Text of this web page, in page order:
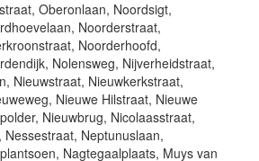
Oberonlaan, Noordsigt,
Noorderstraat,
Noorderhoofd,
Nolensweg, Nijverheidstraat,
Nieuwstraat, Nieuwkerkstraat,
Nieuwe Hilstraat, Nieuwe
Nieuwbrug, Nicolaasstraat,
Neptunuslaan,
Nagtegaalplaats, Muys van